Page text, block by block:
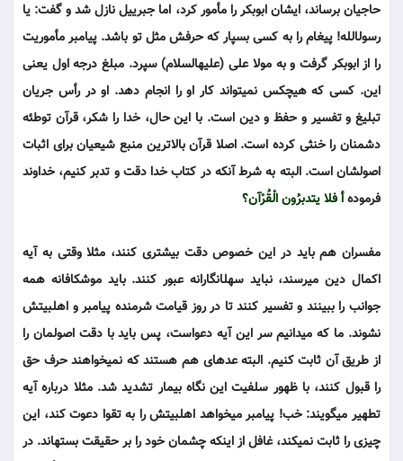
حاجیان برساند، ایشان ابوبکر را مأمور کرد، اما جبرییل نازل شد و گفت: یا
رسول‎الله! پیغام را به کسی بسپار که حرفش مثل تو باشد. پیامبر مأموریت
را از ابوبکر گرفت و به مولا علی (علیه‎السلام) سپرد. مبلغ درجه اول یعنی
این. کسی که هیچ‎کس نمی‎تواند کار او را انجام دهد. او در رأس جریان
تبلیغ و تفسیر و حفظ و دین است. با این حال، خدا را شکر، قرآن توطئه
دشمنان را خنثی کرده است. اصلا قرآن بالاترین منبع شیعیان برای اثبات
اصول‎شان است. البته به شرط آن‎که در کتاب خدا دقت و تدبر کنیم، خداوند
فرمودهأ فلا یتدبرُون الْقُرْآن؟
مفسران هم باید در این خصوص دقت بیشتری کنند، مثلا وقتی به آیه
اکمال دین می‎رسند، نباید سهل‎انگارانه عبور کنند. باید موشکافانه همه
جوانب را ببینند و تفسیر کنند تا در روز قیامت شرمنده پیامبر و اهل‎بیتش
نشوند. ما که می‎دانیم سر این آیه دعواست، پس باید با دقت اصول‎مان را
از طریق آن ثابت کنیم. البته عده‎ای هم هستند که نمی‎خواهند حرف حق
را قبول کنند، با ظهور سلفیت این نگاه بیمار تشدید شد. مثلا درباره آیه
تطهیر می‎گویند: خب! پیامبر می‎خواهد اهل‎بیتش را به تقوا دعوت کند، این
چیزی را ثابت نمی‎کند، غافل از این‎که چشمان خود را بر حقیقت بسته‎اند. در